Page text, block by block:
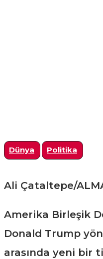
Dünya Politika
Ali Çataltepe/
Amerika Birleşik
Donald Trump
arasında yeni bir